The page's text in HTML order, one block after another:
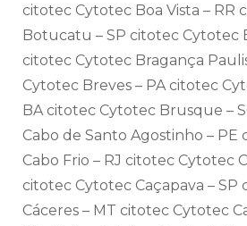
citotec Cytotec Boa Vista – RR
Botucatu – SP citotec Cytotec
citotec Cytotec Bragança
Cytotec Breves – PA citotec
BA citotec Cytotec Brusque –
Cabo de Santo Agostinho –
Cabo Frio – RJ citotec Cytotec
citotec Cytotec Caçapava –
Cáceres – MT citotec Cytotec